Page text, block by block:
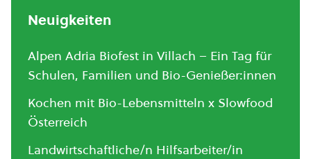
Neuigkeiten
Alpen Adria Biofest in Villach – Ein Tag für
Schulen, Familien und Bio-Genießer:innen
Kochen mit Bio-Lebensmitteln x Slowfood
Österreich
Landwirtschaftliche/n Hilfsarbeiter/in